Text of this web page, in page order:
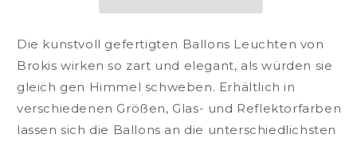
Die kunstvoll gefertigten Ballons Leuchten von
Brokis wirken so zart und elegant, als würden sie
gleich gen Himmel schweben. Erhältlich in
verschiedenen Größen, Glas- und Reflektorfarben
lassen sich die Ballons an die unterschiedlichsten